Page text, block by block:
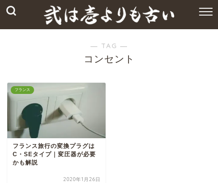
― TAG ―
コンセント
フランス
フランス旅行の変換プラグは
C・SEタイプ｜変圧器が必要
かも解説
2020年1月26日